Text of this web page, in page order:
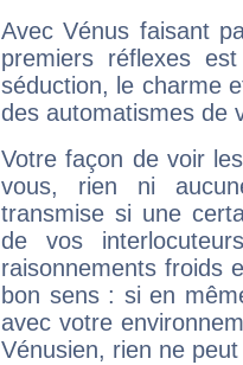
Avec Vénus faisant
premiers réflexes
séduction, le charme
des automatismes de
Votre façon de voir
vous, rien ni
transmise si une
de vos
raisonnements froids
bon sens : si en
avec votre
Vénusien, rien ne